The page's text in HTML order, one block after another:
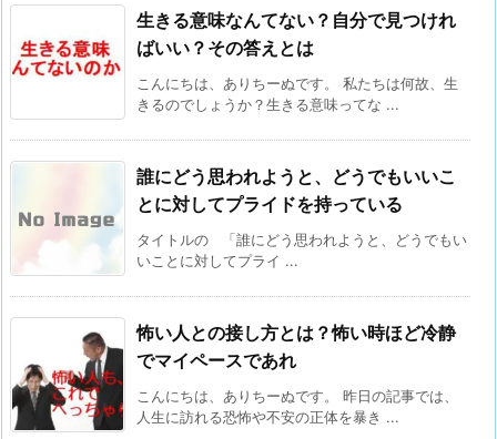
生きる意味なんてない？自分で見つけれ
ばいい？その答えとは
こんにちは、ありちーぬです。 私たちは何故、生
きるのでしょうか？生きる意味ってな ...
誰にどう思われようと、どうでもいいこ
とに対してプライドを持っている
タイトルの 「誰にどう思われようと、どうでもい
いことに対してプライ ...
怖い人との接し方とは？怖い時ほど冷静
でマイペースであれ
こんにちは、ありちーぬです。 昨日の記事では、
人生に訪れる恐怖や不安の正体を暴き ...